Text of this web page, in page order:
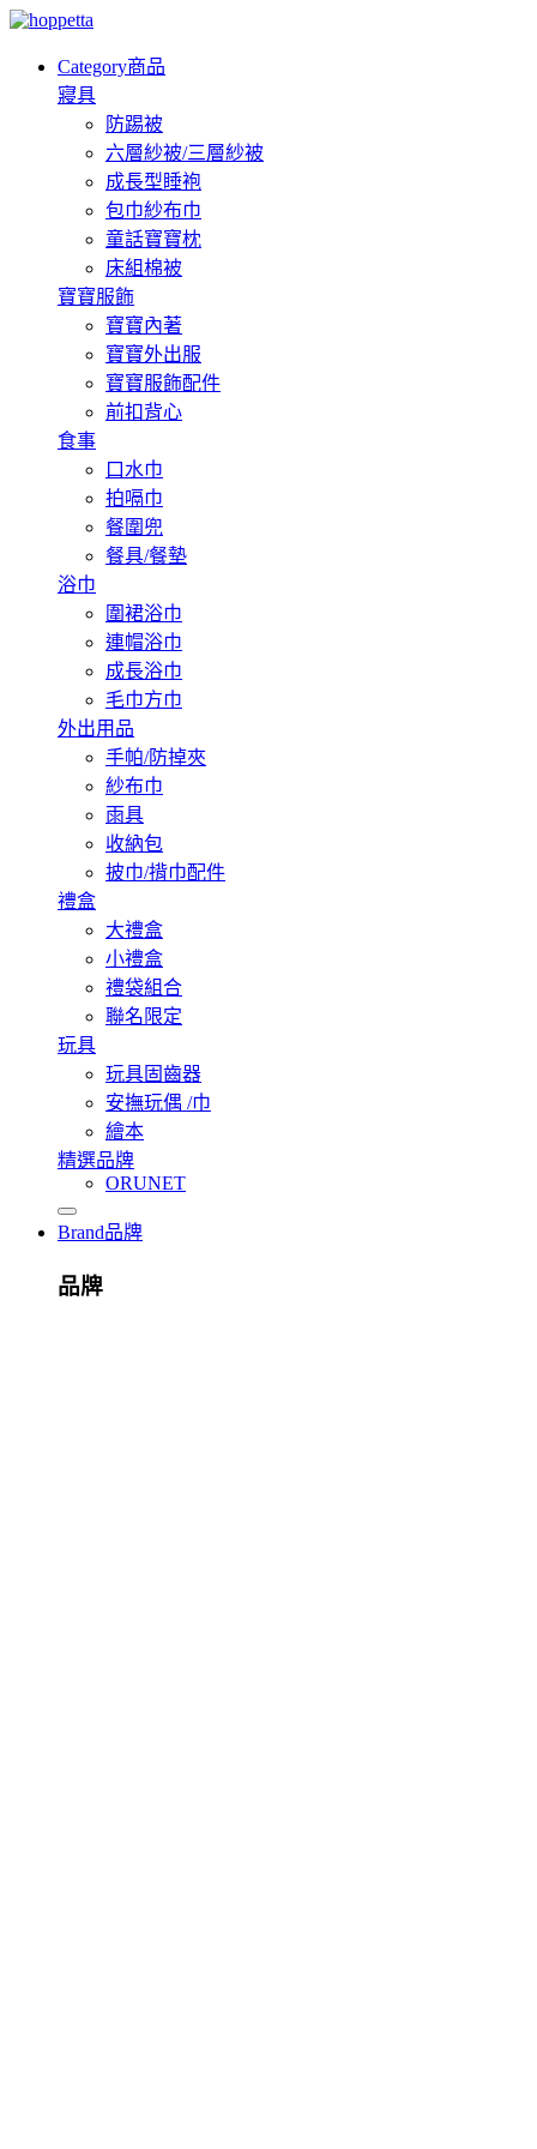
Category商品
寢具
防踢被
六層紗被/三層紗被
成長型睡袍
包巾紗布巾
童話寶寶枕
床組棉被
寶寶服飾
寶寶內著
寶寶外出服
寶寶服飾配件
前扣背心
食事
口水巾
拍嗝巾
餐圍兜
餐具/餐墊
浴巾
圍裙浴巾
連帽浴巾
成長浴巾
毛巾方巾
外出用品
手帕/防掉夾
紗布巾
雨具
收納包
披巾/揹巾配件
禮盒
大禮盒
小禮盒
禮袋組合
聯名限定
玩具
玩具固齒器
安撫玩偶 /巾
繪本
精選品牌
ORUNET
Brand品牌
品牌